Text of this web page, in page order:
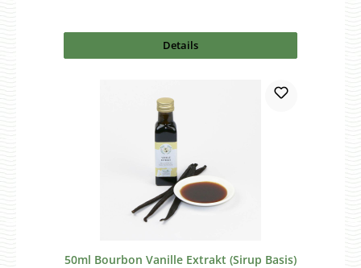
Details
50ml Bourbon Vanille Extrakt (Sirup Basis)